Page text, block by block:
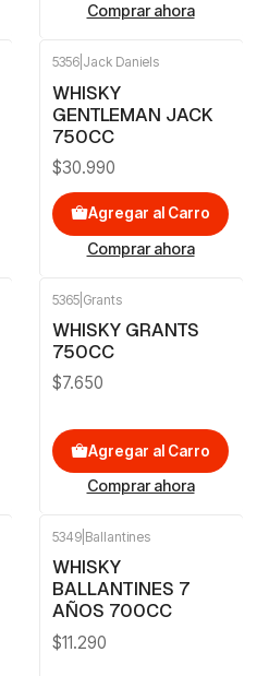
Comprar ahora
5356 Jack Daniels
WHISKY
GENTLEMAN JACK
750CC
$30.990
Agregar al Carro
Comprar ahora
5365 Grants
WHISKY GRANTS
750CC
$7.650
Agregar al Carro
Comprar ahora
5349 Ballantines
WHISKY
BALLANTINES 7
AÑOS 700CC
$11.290